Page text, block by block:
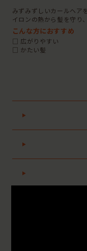
みずみずしいカールヘア
イロンの熱から髪を守り
こんな方におすすめ
□ 広がりやすい
□ かたい髪